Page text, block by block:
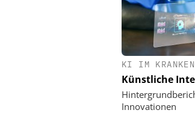
KI IM
Künstliche
Innovationen